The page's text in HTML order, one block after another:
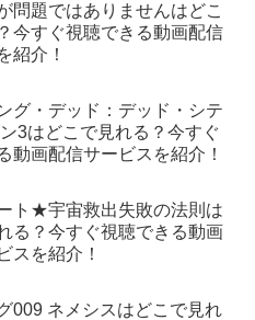
問題ではありませんはどこ
今すぐ視聴できる動画配信
紹介！
グ・デッド：デッド・シテ
3はどこで見れる？今すぐ
動画配信サービスを紹介！
ト★宇宙救出失敗の法則は
る？今すぐ視聴できる動画
スを紹介！
009 ネメシスはどこで見れ